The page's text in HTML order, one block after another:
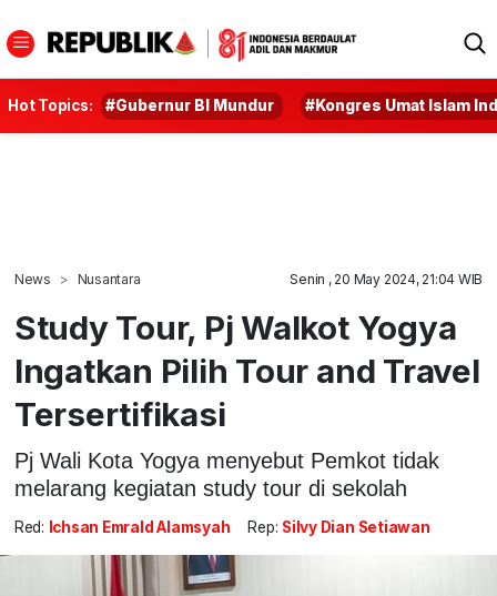
Hot Topics: #Gubernur BI Mundur #Kongres Umat Islam
News Nusantara Senin , 20 May 2024, 21:04 WIB
Study Tour, Pj Walkot Yogya
Ingatkan Pilih Tour and Travel
Tersertifikasi
Pj Wali Kota Yogya menyebut Pemkot tidak
melarang kegiatan study tour di sekolah
Red: Ichsan Emrald Alamsyah Rep: Silvy Dian Setiawan